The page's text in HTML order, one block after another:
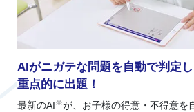
AIがニガテな問題を自動で判定し
重点的に出題！
最新のAI※が、お子様の得意・不得意を